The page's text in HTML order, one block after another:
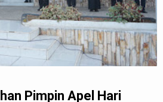
Pimpin Apel Hari